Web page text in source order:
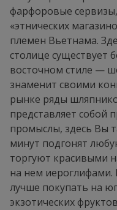
фарфоровые
«этнических
племен Вьетнама.
столице
восточном стиле —
знаменит своими
рынке ряды
представляет собой
промыслы, здесь Вы
минут подгонят
торгуют красивыми
на нем иероглифами.
лучше покупать на
экзотических